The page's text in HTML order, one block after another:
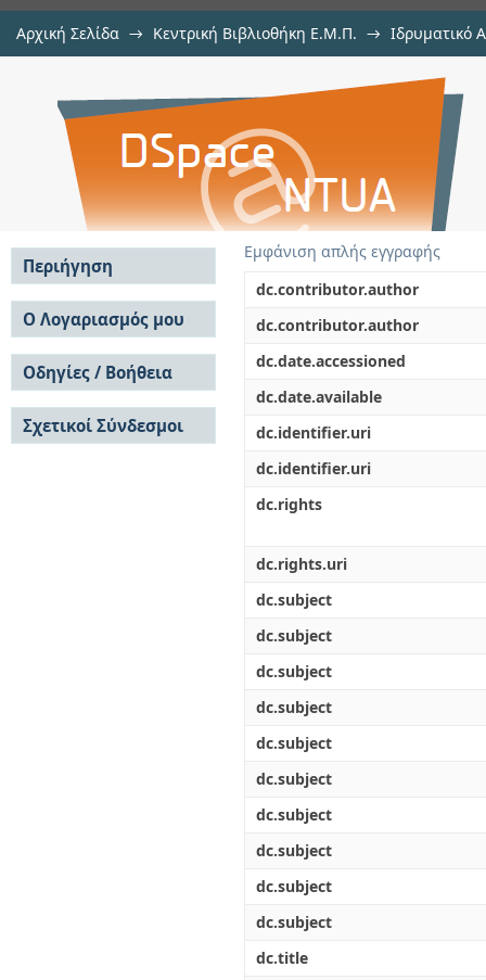
Αρχική Σελίδα → Κεντρική Βιβλιοθήκη Ε.Μ.Π. → Ιδρυματικό
Built environment and green
Εμφάνιση απλής εγγραφής
dc.contributor.author
dc.contributor.author
dc.date.accessioned
dc.date.available
dc.identifier.uri
dc.identifier.uri
dc.rights
dc.rights.uri
dc.subject
dc.subject
dc.subject
dc.subject
dc.subject
dc.subject
dc.subject
dc.subject
dc.subject
dc.subject
dc.title
Περιήγηση
Σε όλο το DSpace
Κοινότητες & Συλλογές
Ανά Ημερομηνία
Έκδοσης
Συγγραφείς
Τίτλοι
Θέματα
Ο Λογαριασμός μου
Σύνδεση
Εγγραφή
Οδηγίες / Βοήθεια
Οδηγίες Υποβολής
Οδηγίες Χρήσης ΙΑ
Συχνές Ερωτήσεις
Σχετικοί Σύνδεσμοι